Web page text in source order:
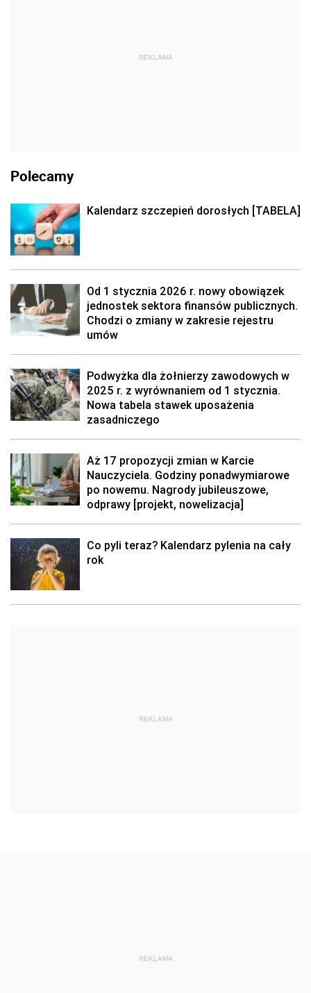
REKLAMA
Polecamy
Kalendarz szczepień dorosłych [TABELA]
Od 1 stycznia 2026 r. nowy obowiązek
jednostek sektora finansów publicznych.
Chodzi o zmiany w zakresie rejestru
umów
Podwyżka dla żołnierzy zawodowych w
2025 r. z wyrównaniem od 1 stycznia.
Nowa tabela stawek uposażenia
zasadniczego
Aż 17 propozycji zmian w Karcie
Nauczyciela. Godziny ponadwymiarowe
po nowemu. Nagrody jubileuszowe,
odprawy [projekt, nowelizacja]
Co pyli teraz? Kalendarz pylenia na cały
rok
REKLAMA
REKLAMA